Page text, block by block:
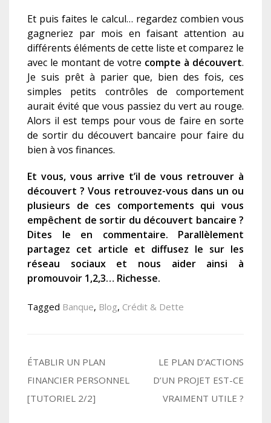
Et puis faites le calcul… regardez combien vous
gagneriez par mois en faisant attention au
différents éléments de cette liste et comparez le
avec le montant de votre compte à découvert.
Je suis prêt à parier que, bien des fois, ces
simples petits contrôles de comportement
aurait évité que vous passiez du vert au rouge.
Alors il est temps pour vous de faire en sorte
de sortir du découvert bancaire pour faire du
bien à vos finances.
Et vous, vous arrive t’il de vous retrouver à
découvert ? Vous retrouvez-vous dans un ou
plusieurs de ces comportements qui vous
empêchent de sortir du découvert bancaire ?
Dites le en commentaire. Parallèlement
partagez cet article et diffusez le sur les
réseau sociaux et nous aider ainsi à
promouvoir 1,2,3… Richesse.
Tagged Banque, Blog, Crédit & Dette
Navigation
de
l’article
ÉTABLIR UN PLAN
FINANCIER PERSONNEL
[TUTORIEL 2/2]
LE PLAN D’ACTIONS
D’UN PROJET EST-CE
VRAIMENT UTILE ?